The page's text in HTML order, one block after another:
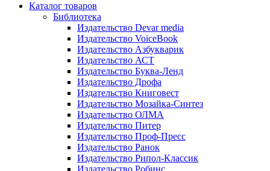
Каталог товаров
Библиотека
Издательство Devar media
Издательство VoiceBook
Издательство Азбукварик
Издательство АСТ
Издательство Буква-Ленд
Издательство Дрофа
Издательство Книговест
Издательство Мозайка-Синтез
Издательство ОЛМА
Издательство Питер
Издательство Проф-Пресс
Издательство Ранок
Издательство Рипол-Классик
Издательство Робинс